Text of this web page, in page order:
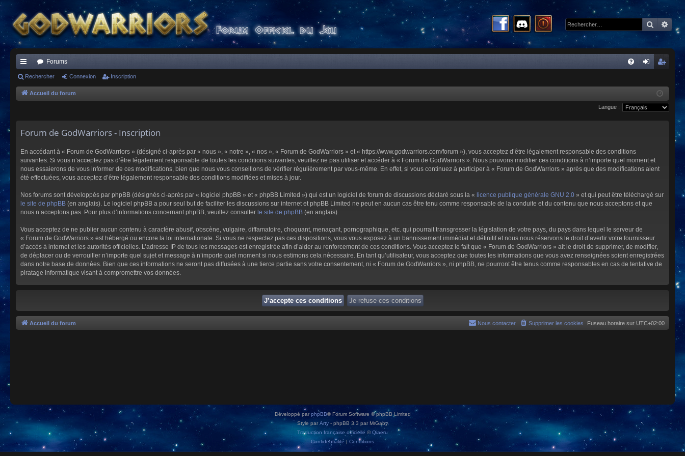
ac
co
s
Forums
xi
cri
pti
Rechercher Connexion Inscription
Accueil du forum
Langue :
Forum de GodWarriors - Inscription
En accédant à « Forum de GodWarriors » (désigné ci-après par « nous », « notre », « nos », « Forum de GodWarriors » et « https://www.godwarriors.com/forum »), vous acceptez d’être légalement responsable des conditions
suivantes. Si vous n’acceptez pas d’être légalement responsable de toutes les conditions suivantes, veuillez ne pas utiliser et accéder à « Forum de GodWarriors ». Nous pouvons modifier ces conditions à n’importe quel moment et
nous essaierons de vous informer de ces modifications, bien que nous vous conseillons de vérifier régulièrement par vous-même. En effet, si vous continuez à participer à « Forum de GodWarriors » après que des modifications aient
été effectuées, vous acceptez d’être légalement responsable des conditions modifiées et mises à jour.
Nos forums sont développés par phpBB (désignés ci-après par « logiciel phpBB » et « phpBB Limited ») qui est un logiciel de forum de discussions déclaré sous la « licence publique générale GNU 2.0 » et qui peut être téléchargé sur
le site de phpBB (en anglais). Le logiciel phpBB a pour seul but de faciliter les discussions sur internet et phpBB Limited ne peut en aucun cas être tenu comme responsable de la conduite et du contenu que nous acceptons et que
nous n’acceptons pas. Pour plus d’informations concernant phpBB, veuillez consulter le site de phpBB (en anglais).
Vous acceptez de ne publier aucun contenu à caractère abusif, obscène, vulgaire, diffamatoire, choquant, menaçant, pornographique, etc. qui pourrait transgresser la législation de votre pays, du pays dans lequel le serveur de
« Forum de GodWarriors » est hébergé ou encore la loi internationale. Si vous ne respectez pas ces dispositions, vous vous exposez à un bannissement immédiat et définitif et nous nous réservons le droit d’avertir votre fournisseur
d’accès à internet et les autorités officielles. L’adresse IP de tous les messages est enregistrée afin d’aider au renforcement de ces conditions. Vous acceptez le fait que « Forum de GodWarriors » ait le droit de supprimer, de modifier,
de déplacer ou de verrouiller n’importe quel sujet et message à n’importe quel moment si nous estimons cela nécessaire. En tant qu’utilisateur, vous acceptez que toutes les informations que vous avez renseignées soient enregistrées
dans notre base de données. Bien que ces informations ne seront pas diffusées à une tierce partie sans votre consentement, ni « Forum de GodWarriors », ni phpBB, ne pourront être tenus comme responsables en cas de tentative de
piratage informatique visant à compromettre vos données.
Accueil du forum Fuseau horaire sur UTC+02:00
Supprimer les cookies
Nous contacter
Développé parphpBB® Forum Software © phpBB Limited
Style par Arty - phpBB 3.3 par MrGaby
Traduction française officielle ©Qiaeru
Confidentialité | Conditions